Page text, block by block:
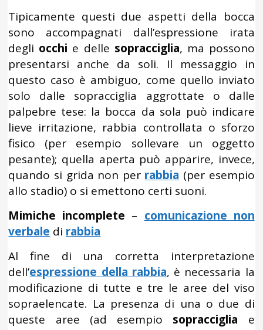
Tipicamente questi due aspetti della bocca
sono accompagnati dall’espressione irata
degli occhi e delle sopracciglia, ma possono
presentarsi anche da soli. Il messaggio in
questo caso è ambiguo, come quello inviato
solo dalle sopracciglia aggrottate o dalle
palpebre tese: la bocca da sola può indicare
lieve irritazione, rabbia controllata o sforzo
fisico (per esempio sollevare un oggetto
pesante); quella aperta può apparire, invece,
quando si grida non per rabbia (per esempio
allo stadio) o si emettono certi suoni.
Mimiche incomplete – comunicazione non
verbale di rabbia
Al fine di una corretta interpretazione
dell’espressione della rabbia, è necessaria la
modificazione di tutte e tre le aree del viso
sopraelencate. La presenza di una o due di
queste aree (ad esempio sopracciglia e